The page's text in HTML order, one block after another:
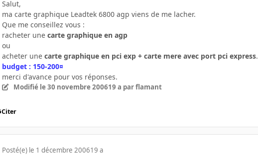
Salut,
ma carte graphique Leadtek 6800 agp viens de me lacher.
Que me conseillez vous :
racheter une carte graphique en agp
ou
acheter une carte graphique en pci exp + carte mere avec port pci express.
budget : 150-200¤
merci d'avance pour vos réponses.
Modifié le 30 novembre 200619 a par flamant
Citer
Posté(e) le 1 décembre 200619 a